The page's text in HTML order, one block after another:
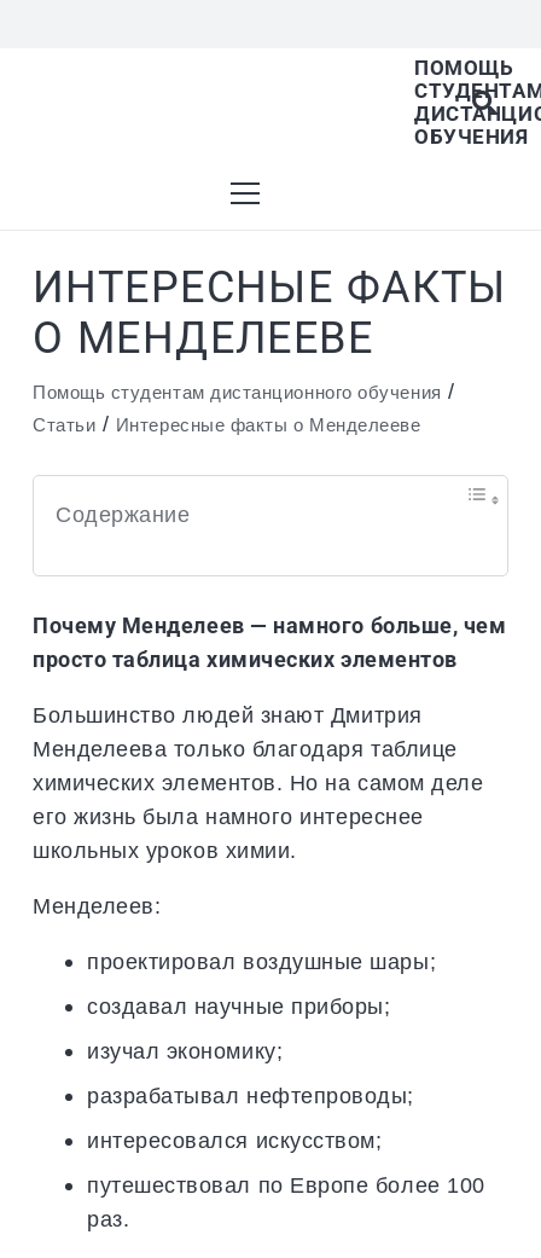
ПОМОЩЬ
ОБУЧЕНИЯ
списке найденных результатов
ИНТЕРЕСНЫЕ ФАКТЫ
О МЕНДЕЛЕЕВЕ
Помощь студентам дистанционного обучения /
Статьи / Интересные факты о Менделееве
Содержание
Почему Менделеев — намного больше, чем
просто таблица химических элементов
Большинство людей знают Дмитрия
Менделеева только благодаря таблице
химических элементов. Но на самом деле
его жизнь была намного интереснее
школьных уроков химии.
Менделеев:
проектировал воздушные шары;
создавал научные приборы;
изучал экономику;
разрабатывал нефтепроводы;
интересовался искусством;
путешествовал по Европе более 100
раз.